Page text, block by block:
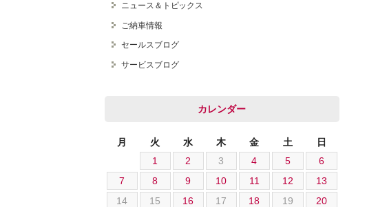
オートテクニカルベース
ニュース＆トピックス
ご納車情報
セールスブログ
サービスブログ
カレンダー
月 火 水 木 金 土
日
1
2 3 4 5
6
7
8 9 10 11 12
13
14
15 16 17 18 19
20